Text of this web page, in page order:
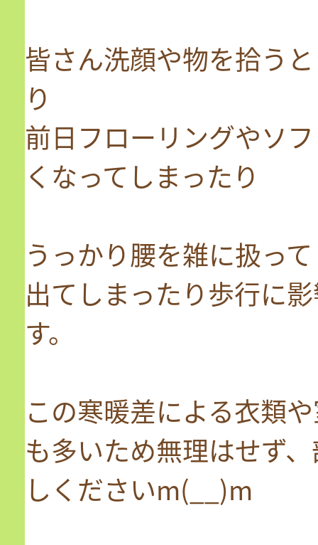
皆さん洗顔や物を拾う
り
前日フローリングやソ
くなってしまったり
うっかり腰を雑に扱っ
出てしまったり歩行に
す。
この寒暖差による衣類
も多いため無理はせず
しくださいm(__)m